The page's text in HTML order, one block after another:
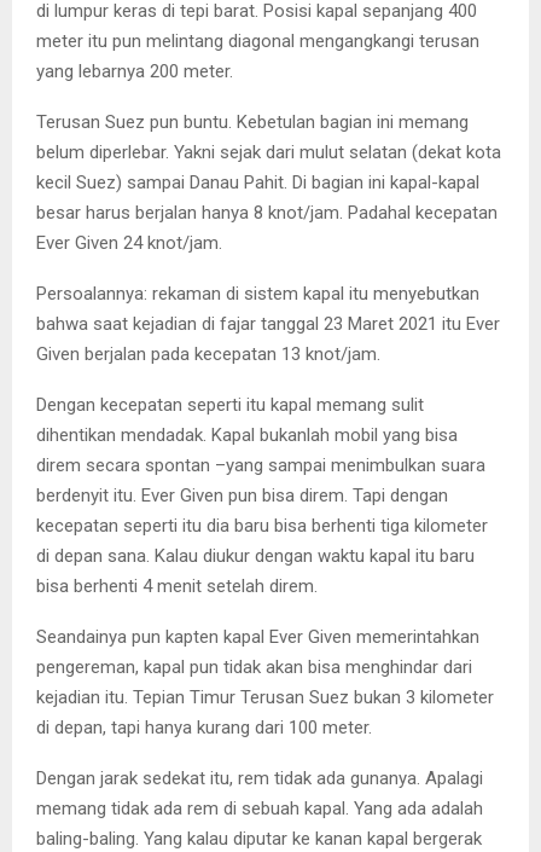
di lumpur keras di tepi barat. Posisi kapal sepanjang 400
meter itu pun melintang diagonal mengangkangi terusan
yang lebarnya 200 meter.
Terusan Suez pun buntu. Kebetulan bagian ini memang
belum diperlebar. Yakni sejak dari mulut selatan (dekat kota
kecil Suez) sampai Danau Pahit. Di bagian ini kapal-kapal
besar harus berjalan hanya 8 knot/jam. Padahal kecepatan
Ever Given 24 knot/jam.
Persoalannya: rekaman di sistem kapal itu menyebutkan
bahwa saat kejadian di fajar tanggal 23 Maret 2021 itu Ever
Given berjalan pada kecepatan 13 knot/jam.
Dengan kecepatan seperti itu kapal memang sulit
dihentikan mendadak. Kapal bukanlah mobil yang bisa
direm secara spontan –yang sampai menimbulkan suara
berdenyit itu. Ever Given pun bisa direm. Tapi dengan
kecepatan seperti itu dia baru bisa berhenti tiga kilometer
di depan sana. Kalau diukur dengan waktu kapal itu baru
bisa berhenti 4 menit setelah direm.
Seandainya pun kapten kapal Ever Given memerintahkan
pengereman, kapal pun tidak akan bisa menghindar dari
kejadian itu. Tepian Timur Terusan Suez bukan 3 kilometer
di depan, tapi hanya kurang dari 100 meter.
Dengan jarak sedekat itu, rem tidak ada gunanya. Apalagi
memang tidak ada rem di sebuah kapal. Yang ada adalah
baling-baling. Yang kalau diputar ke kanan kapal bergerak